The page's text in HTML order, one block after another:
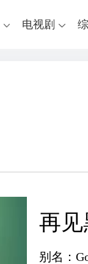
电视剧
再
别名：